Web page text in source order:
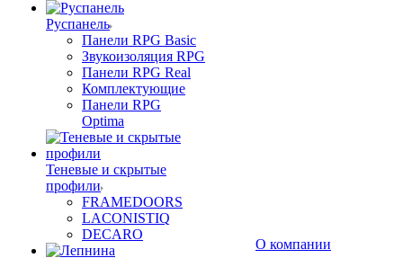
Руспанель
Панели RPG Basic
Звукоизоляция RPG
Панели RPG Real
Комплектующие
Панели RPG
Optima
Теневые и скрытые
профили
FRAMEDOORS
LACONISTIQ
DECARO
О компании